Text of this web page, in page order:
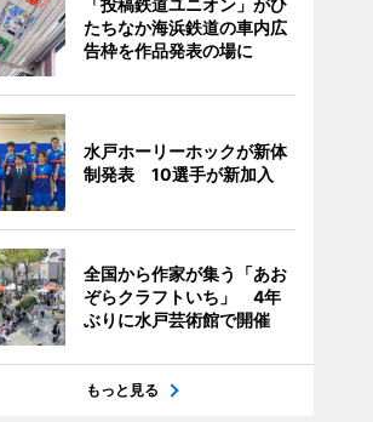
「投稿鉄道ユニオン」がひ
たちなか海浜鉄道の車内広
告枠を作品発表の場に
水戸ホーリーホックが新体
制発表 10選手が新加入
全国から作家が集う「あお
ぞらクラフトいち」 4年
ぶりに水戸芸術館で開催
もっと見る